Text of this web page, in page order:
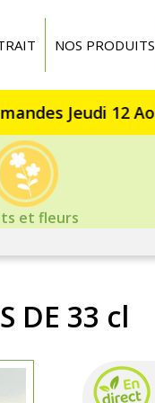
NOS PRODUITS
et fleurs
DE 33 cl